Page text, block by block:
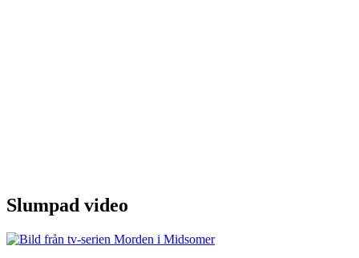
Slumpad video